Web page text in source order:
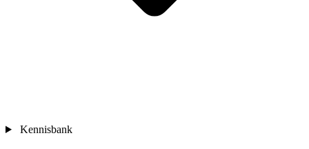
Kennisbank